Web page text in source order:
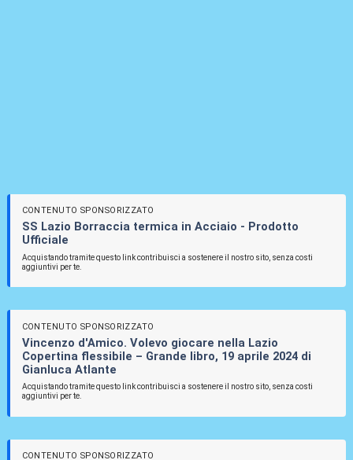
CONTENUTO SPONSORIZZATO
SS Lazio Borraccia termica in Acciaio - Prodotto
Ufficiale
Acquistando tramite questo link contribuisci a sostenere il nostro sito, senza costi
aggiuntivi per te.
CONTENUTO SPONSORIZZATO
Vincenzo d'Amico. Volevo giocare nella Lazio
Copertina flessibile – Grande libro, 19 aprile 2024 di
Gianluca Atlante
Acquistando tramite questo link contribuisci a sostenere il nostro sito, senza costi
aggiuntivi per te.
CONTENUTO SPONSORIZZATO